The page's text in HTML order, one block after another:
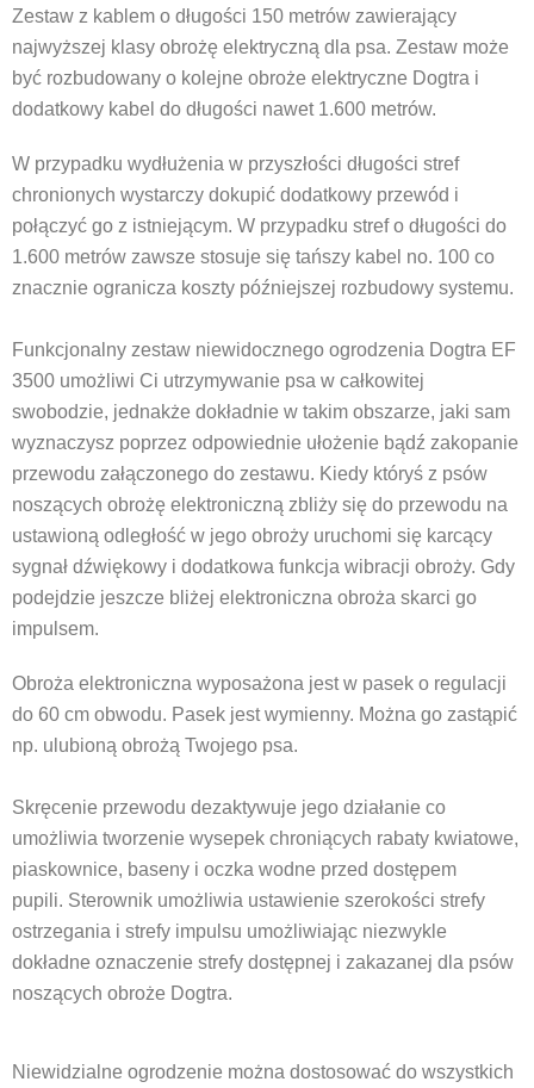
Zestaw z kablem o długości 150 metrów zawierający
najwyższej klasy obrożę elektryczną dla psa. Zestaw może
być rozbudowany o kolejne obroże elektryczne Dogtra i
dodatkowy kabel do długości nawet 1.600 metrów.
W przypadku wydłużenia w przyszłości długości stref
chronionych wystarczy dokupić dodatkowy przewód i
połączyć go z istniejącym. W przypadku stref o długości do
1.600 metrów zawsze stosuje się tańszy kabel no. 100 co
znacznie ogranicza koszty późniejszej rozbudowy systemu.
Funkcjonalny zestaw niewidocznego ogrodzenia Dogtra EF
3500 umożliwi Ci utrzymywanie psa w całkowitej
swobodzie, jednakże dokładnie w takim obszarze, jaki sam
wyznaczysz poprzez odpowiednie ułożenie bądź zakopanie
przewodu załączonego do zestawu. Kiedy któryś z psów
noszących obrożę elektroniczną zbliży się do przewodu na
ustawioną odległość w jego obroży uruchomi się karcący
sygnał dźwiękowy i dodatkowa funkcja wibracji obroży. Gdy
podejdzie jeszcze bliżej elektroniczna obroża skarci go
impulsem.
Obroża elektroniczna wyposażona jest w pasek o regulacji
do 60 cm obwodu. Pasek jest wymienny. Można go zastąpić
np. ulubioną obrożą Twojego psa.
Skręcenie przewodu dezaktywuje jego działanie co
umożliwia tworzenie wysepek chroniących rabaty kwiatowe,
piaskownice, baseny i oczka wodne przed dostępem
pupili. Sterownik umożliwia ustawienie szerokości strefy
ostrzegania i strefy impulsu umożliwiając niezwykle
dokładne oznaczenie strefy dostępnej i zakazanej dla psów
noszących obroże Dogtra.
Niewidzialne ogrodzenie można dostosować do wszystkich